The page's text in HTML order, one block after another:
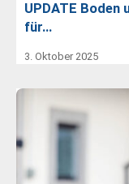
UPDATE
für…
3. Oktober 2025